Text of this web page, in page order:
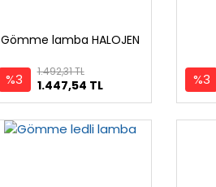
Gömme lamba HALOJEN
%3 1.447,54 TL
1.492,31 TL %3